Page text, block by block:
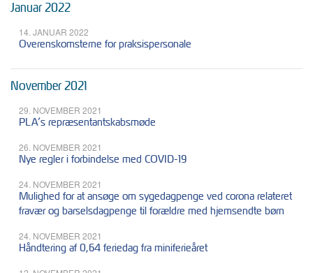
Januar 2022
14. JANUAR 2022
Overenskomsterne for praksispersonale
November 2021
29. NOVEMBER 2021
PLA’s repræsentantskabsmøde
26. NOVEMBER 2021
Nye regler i forbindelse med COVID-19
24. NOVEMBER 2021
Mulighed for at ansøge om sygedagpenge ved corona relateret
fravær og barselsdagpenge til forældre med hjemsendte børn
24. NOVEMBER 2021
Håndtering af 0,64 feriedag fra miniferieåret